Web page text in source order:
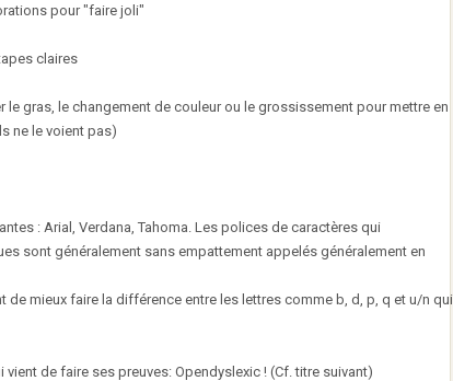
pour "faire joli"
claires
le gras, le changement de couleur ou le grossissement pour mettre en
ne le voient pas)
: Arial, Verdana, Tahoma. Les polices de caractères qui
sont généralement sans empattement appelés généralement en
de mieux faire la différence entre les lettres comme b, d, p, q et u/n qui
de faire ses preuves: Opendyslexic ! (Cf. titre suivant)